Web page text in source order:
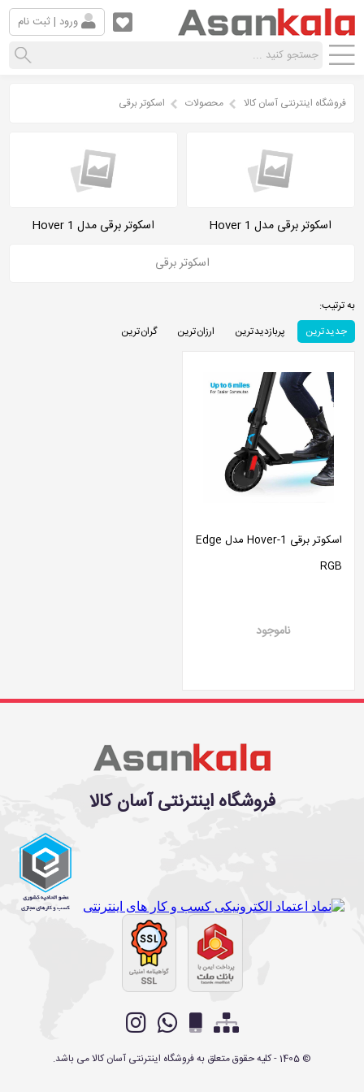
ورود | ثبت نام
فروشگاه اینترنتی آسان کالا محصولات اسکوتر برقی
اسکوتر برقی مدل Hover 1
اسکوتر برقی مدل Hover 1
اسکوتر برقی
به ترتیب:
جدید ترین
پربازدید ترین ارزان ترین گران ترین
اسکوتر برقی Hover-1 مدل Edge
RGB
ناموجود
فروشگاه اینترنتی آسان کالا
©
1405- کلیه حقوق متعلق بهفروشگاه اینترنتی آسان کالامی باشد.